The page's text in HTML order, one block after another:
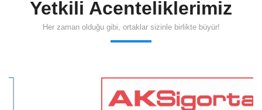
Yetkili Acenteliklerimiz
Her zaman olduğu gibi, ortaklar sizinle birlikte büyür!